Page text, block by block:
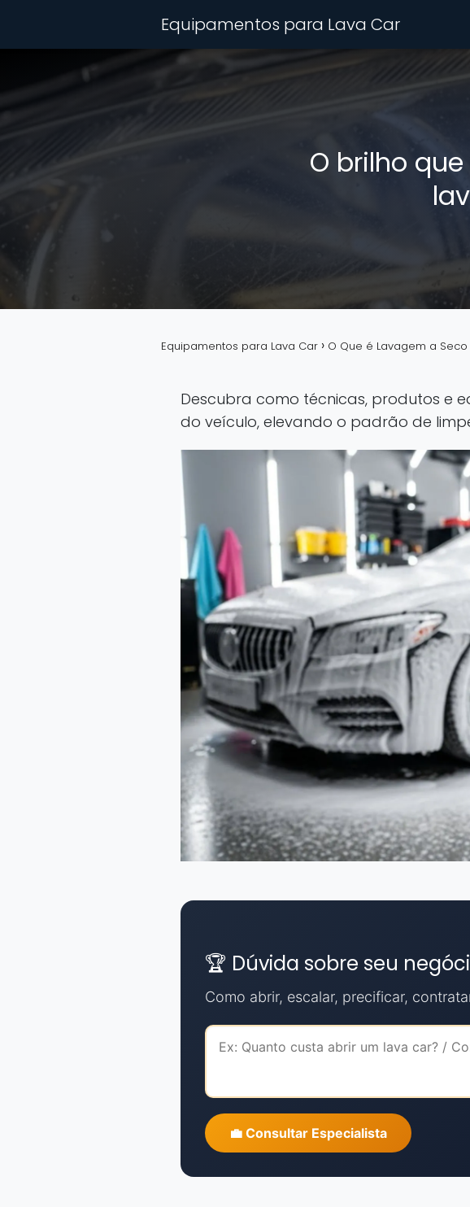
Equipamentos para Lava Car
O brilho
Equipamentos para Lava Car O Que é Lavagem a Seco
Descubra como técnicas, produtos e
do veículo, elevando o padrão de
🏆 Dúvida sobre seu
Como abrir, escalar, precificar,
💼 Consultar Especialista